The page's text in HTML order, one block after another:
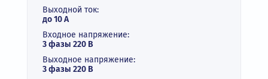
Выходной ток:
до 10 А
Входное напряжение:
3 фазы 220 В
Выходное напряжение:
3 фазы 220 В